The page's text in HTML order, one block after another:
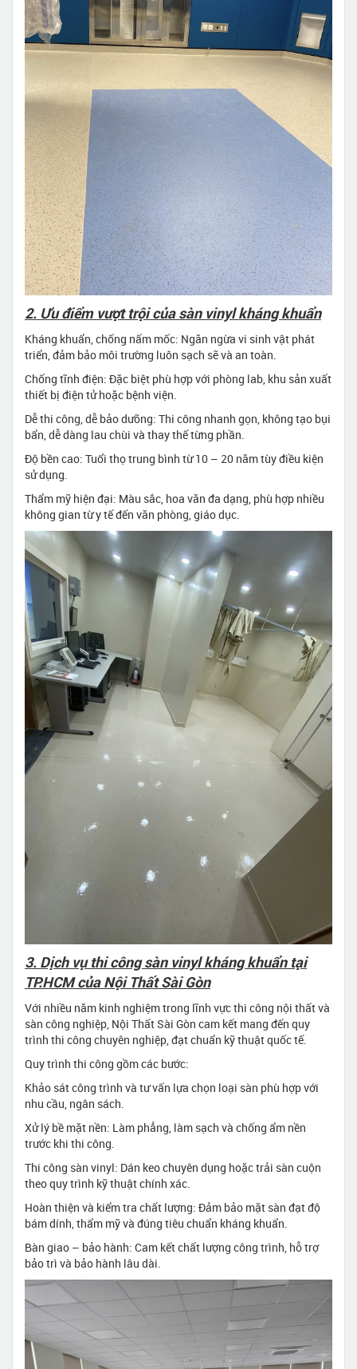
2. Ưu điểm vượt trội của sàn vinyl kháng khuẩn
Kháng khuẩn, chống nấm mốc: Ngăn ngừa vi sinh vật phát
triển, đảm bảo môi trường luôn sạch sẽ và an toàn.
Chống tĩnh điện: Đặc biệt phù hợp với phòng lab, khu sản xuất
thiết bị điện tử hoặc bệnh viện.
Dễ thi công, dễ bảo dưỡng: Thi công nhanh gọn, không tạo bụi
bẩn, dễ dàng lau chùi và thay thế từng phần.
Độ bền cao: Tuổi thọ trung bình từ 10 – 20 năm tùy điều kiện
sử dụng.
Thẩm mỹ hiện đại: Màu sắc, hoa văn đa dạng, phù hợp nhiều
không gian từ y tế đến văn phòng, giáo dục.
3. Dịch vụ thi công sàn vinyl kháng khuẩn tại
TP.HCM của Nội Thất Sài Gòn
Với nhiều năm kinh nghiệm trong lĩnh vực thi công nội thất và
sàn công nghiệp, Nội Thất Sài Gòn cam kết mang đến quy
trình thi công chuyên nghiệp, đạt chuẩn kỹ thuật quốc tế.
Quy trình thi công gồm các bước:
Khảo sát công trình và tư vấn lựa chọn loại sàn phù hợp với
nhu cầu, ngân sách.
Xử lý bề mặt nền: Làm phẳng, làm sạch và chống ẩm nền
trước khi thi công.
Thi công sàn vinyl: Dán keo chuyên dụng hoặc trải sàn cuộn
theo quy trình kỹ thuật chính xác.
Hoàn thiện và kiểm tra chất lượng: Đảm bảo mặt sàn đạt độ
bám dính, thẩm mỹ và đúng tiêu chuẩn kháng khuẩn.
Bàn giao – bảo hành: Cam kết chất lượng công trình, hỗ trợ
bảo trì và bảo hành lâu dài.